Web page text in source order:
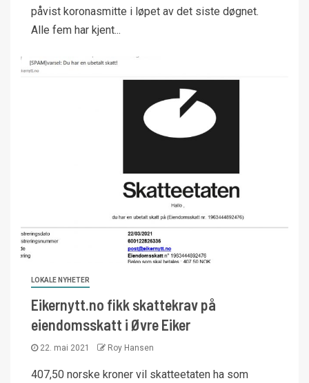
påvist koronasmitte i løpet av det siste døgnet.
Alle fem har kjent...
LOKALE NYHETER
Eikernytt.no fikk skattekrav på
eiendomsskatt i Øvre Eiker
22. mai 2021 Roy Hansen
407,50 norske kroner vil skatteetaten ha som